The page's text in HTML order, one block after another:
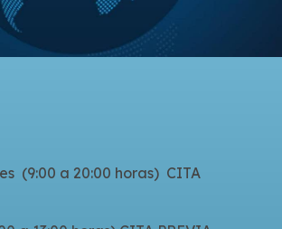
(9:00 a 20:00 horas) CITA